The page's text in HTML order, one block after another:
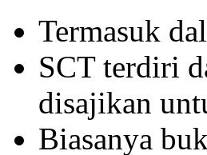
Termasuk
SCT terdiri
disajikan
Biasanya